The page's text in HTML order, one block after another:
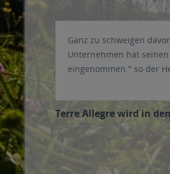
Ganz zu schweigen
Unternehmen hat
eingenommen." so der
Terre Allegre wird in